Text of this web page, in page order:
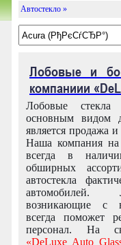
Автостекло »
Лобовые и
компаниии
Лобовые
основным видом
является продажа и
Наша компания на
всегда в
обширных
автостекла
возникающие с
всегда поможет
персонал. На
«DeLuxe Auto